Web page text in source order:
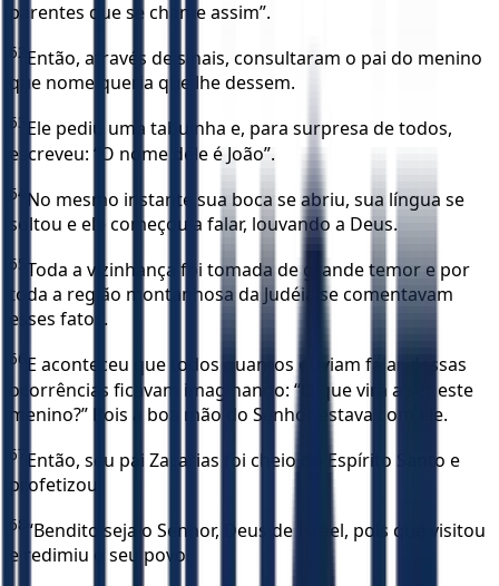
parentes que se chame assim”.
62 Então, através de sinais, consultaram o pai do menino
que nome queria que lhe dessem.
63 Ele pediu uma tabuinha e, para surpresa de todos,
escreveu: “O nome dele é João”.
64 No mesmo instante sua boca se abriu, sua língua se
soltou e ele começou a falar, louvando a Deus.
65 Toda a vizinhança foi tomada de grande temor e por
toda a região montanhosa da Judéia se comentavam
esses fatos.
66 E aconteceu que todos quantos ouviam falar dessas
ocorrências ficavam imaginando: “O que virá a ser este
menino?” Pois a boa mão do Senhor estava com ele.
67 Então, seu pai Zacarias foi cheio do Espírito Santo e
profetizou:
68 “Bendito seja o Senhor, Deus de Israel, pois que visitou
e redimiu o seu povo.